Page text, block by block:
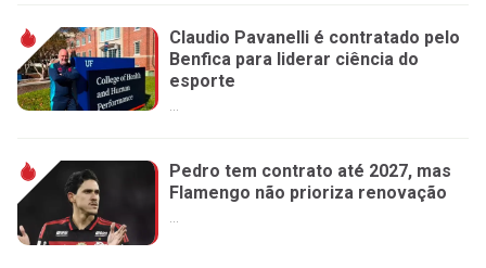
Claudio Pavanelli é contratado pelo
Benfica para liderar ciência do
esporte
Pedro tem contrato até 2027, mas
Flamengo não prioriza renovação
...